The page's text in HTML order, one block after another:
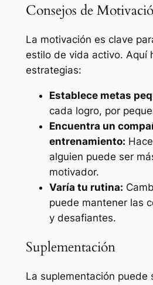
Consejos de
La motivación es clave
estilo de vida activo. Aquí
estrategias:
Establece metas
cada logro, por
Encuentra un
entrenamiento:
alguien puede ser
motivador.
Varía tu rutina:
puede mantener las
y desafiantes.
Suplementación
La suplementación puede